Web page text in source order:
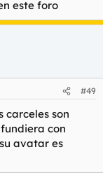
este foro
#49
carceles son
con
avatar es